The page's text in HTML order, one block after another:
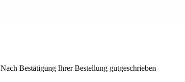
Nach Bestätigung Ihrer Bestellung gutgeschrieben